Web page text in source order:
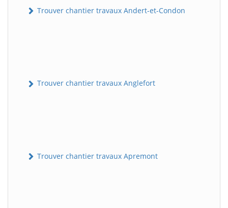
Trouver chantier travaux Andert-et-Condon
Trouver chantier travaux Anglefort
Trouver chantier travaux Apremont